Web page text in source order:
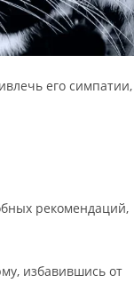
его симпатии,
рекомендаций,
избавившись от